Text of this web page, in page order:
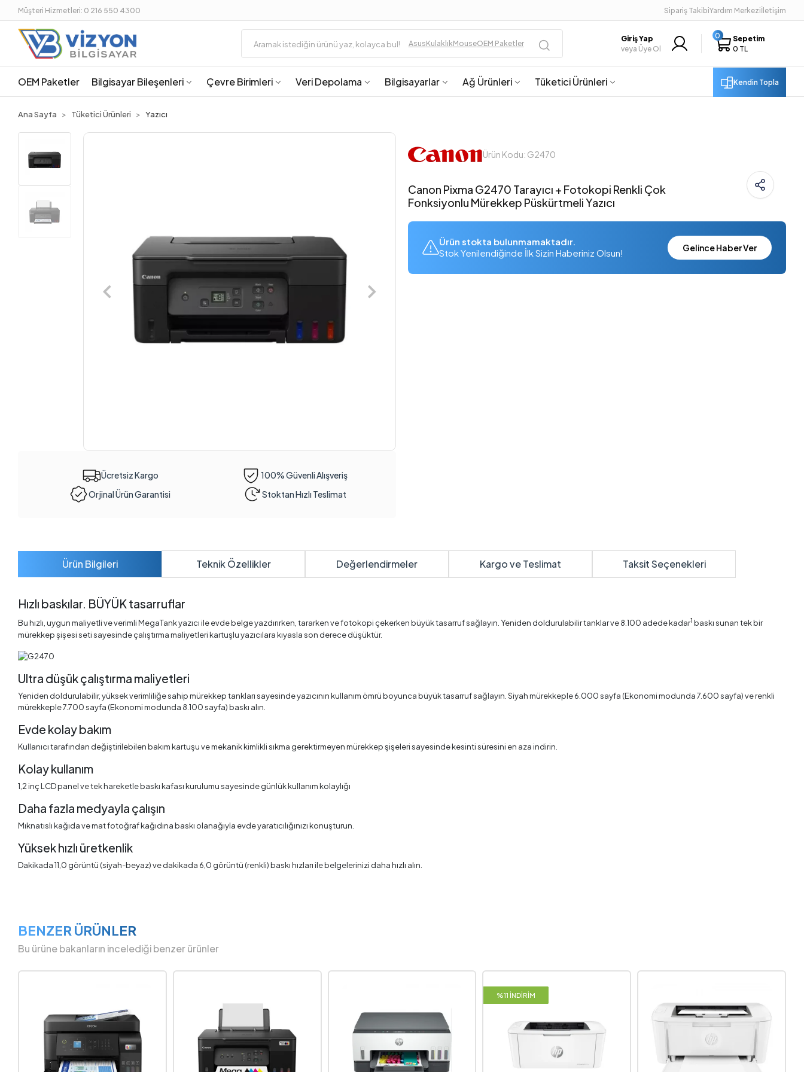
Müşteri Hizmetleri: 0 216 550 4300 Sipariş TakibiYardım Merkeziİletişim
AsusKulaklıkMouseOEM Paketler
Giriş Yap
veya Üye Ol
0
Sepetim
0 TL
OEM Paketler Bilgisayar Bileşenleri Çevre Birimleri Veri Depolama Bilgisayarlar Ağ Ürünleri Tüketici Ürünleri Kendin Topla
Ana Sayfa Tüketici Ürünleri Yazıcı
Ücretsiz Kargo
100% Güvenli Alışveriş
Orjinal Ürün Garantisi
Stoktan Hızlı Teslimat
Ürün Kodu: G2470
Canon Pixma G2470 Tarayıcı + Fotokopi Renkli Çok
Fonksiyonlu Mürekkep Püskürtmeli Yazıcı
Ürün stokta bulunmamaktadır.
Stok Yenilendiğinde İlk Sizin Haberiniz Olsun!
Gelince Haber Ver
Ürün Bilgileri Teknik Özellikler Değerlendirmeler Kargo ve Teslimat Taksit Seçenekleri
Hızlı baskılar. BÜYÜK tasarruflar
Bu hızlı, uygun maliyetli ve verimli MegaTank yazıcı ile evde belge yazdırırken, tararken ve fotokopi çekerken büyük tasarruf sağlayın. Yeniden doldurulabilir tanklar ve 8.100 adede kadar1 baskı sunan tek bir
mürekkep şişesi seti sayesinde çalıştırma maliyetleri kartuşlu yazıcılara kıyasla son derece düşüktür.
Ultra düşük çalıştırma maliyetleri
Yeniden doldurulabilir, yüksek verimliliğe sahip mürekkep tankları sayesinde yazıcının kullanım ömrü boyunca büyük tasarruf sağlayın. Siyah mürekkeple 6.000sayfa (Ekonomi modunda 7.600 sayfa) ve renkli
mürekkeple 7.700sayfa (Ekonomi modunda 8.100 sayfa) baskı alın.
Evde kolay bakım
Kullanıcı tarafından değiştirilebilen bakım kartuşu ve mekanik kimlikli sıkma gerektirmeyen mürekkep şişeleri sayesinde kesinti süresini en aza indirin.
Kolay kullanım
1,2 inç LCD panel ve tek hareketle baskı kafası kurulumu sayesinde günlük kullanım kolaylığı
Daha fazla medyayla çalışın
Mıknatıslı kağıda ve mat fotoğraf kağıdına baskı olanağıyla evde yaratıcılığınızı konuşturun.
Yüksek hızlı üretkenlik
Dakikada 11,0 görüntü (siyah-beyaz) ve dakikada 6,0 görüntü (renkli) baskı hızları ile belgelerinizi daha hızlı alın.
BENZER ÜRÜNLER
Bu ürüne bakanların incelediği benzer ürünler